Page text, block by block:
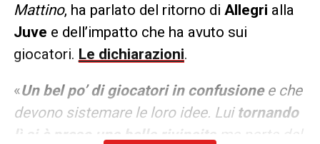
Mattino, ha parlato del ritorno di Allegri alla
Juve e dell’impatto che ha avuto sui
giocatori. Le dichiarazioni.
«Un bel po’ di giocatori in confusionee che
devono sistemare le loro idee. Lui tornando
lì si è preso una bella rivincita
ma parte del